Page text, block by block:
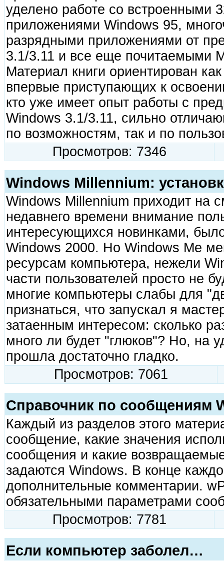
уделено работе со встроенными
приложениями Windows 95,
разрядными приложениями от
3.1/3.11 и все еще почитаемыми
Материал книги ориентирован
впервые приступающих к
кто уже имеет опыт работы с
Windows 3.1/3.11, сильно
по возможностям, так и по
Просмотров: 7346
Windows Millennium:
Windows Millennium приходит на
недавнего времени внимание
интересующихся новинками,
Windows 2000. Но Windows Me
ресурсам компьютера, нежели
части пользователей просто не
многие компьютеры слабы для
признаться, что запускал я
затаенным интересом: сколько
много ли будет "глюков"? Но, на
прошла достаточно гладко.
Просмотров: 7061
Спpавочник по сообщениям
Каждый из pазделов этого
сообщение, какие значения
сообщения и какие
задаются Windows. В конце
дополнительные комментаpии.
обязательными паpаметpами
Просмотров: 7781
Если компьютер заболел…